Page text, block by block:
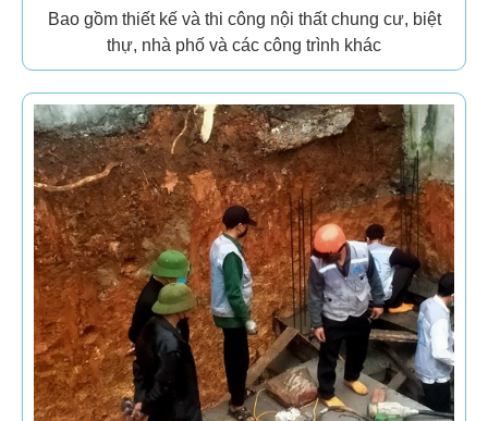
Bao gồm thiết kế và thi công nội thất chung cư, biệt
thự, nhà phố và các công trình khác